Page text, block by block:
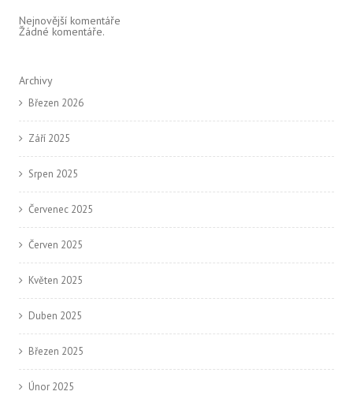
Nejnovější komentáře
Žádné komentáře.
Archivy
Březen 2026
Září 2025
Srpen 2025
Červenec 2025
Červen 2025
Květen 2025
Duben 2025
Březen 2025
Únor 2025